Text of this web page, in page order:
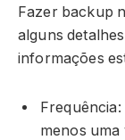
Fazer backup
alguns
informações
menos